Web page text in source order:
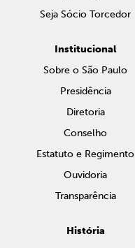
Seja Sócio Torcedor
Institucional
Sobre o São Paulo
Presidência
Diretoria
Conselho
Estatuto e Regimento
Ouvidoria
Transparência
História